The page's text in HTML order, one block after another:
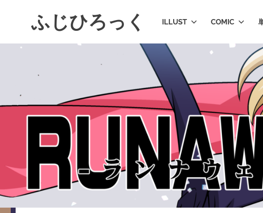
ふじひろっく ILLUST COMIC